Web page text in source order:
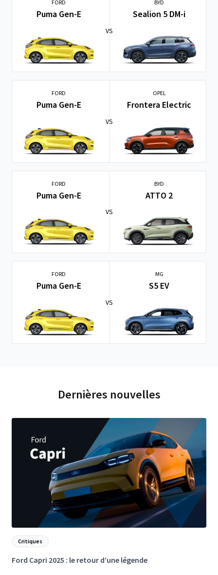
FORD
Puma Gen-E
VS
BYD
Sealion 5 DM-i
FORD
Puma Gen-E
VS
OPEL
Frontera Electric
FORD
Puma Gen-E
VS
BYD
ATTO 2
FORD
Puma Gen-E
VS
MG
S5 EV
Dernières nouvelles
Critiques
Ford Capri 2025 : le retour d’une légende